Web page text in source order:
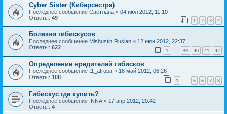
Cyber Sister (Киберсестра)
Последнее сообщение Светлана « 04 июл 2012, 11:10
Ответы: 49 1 2 3 4
Болезни гибискусов
Последнее сообщение Mishustin Ruslan « 12 июн 2012, 22:37
Ответы: 622 1 … 39 40 41 42
Определение вредителей гибисков
Последнее сообщение t1_atropa « 16 май 2012, 06:26
Ответы: 108 1 … 5 6 7 8
Гибискус где купить?
Последнее сообщение INNA « 17 апр 2012, 20:42
Ответы: 4